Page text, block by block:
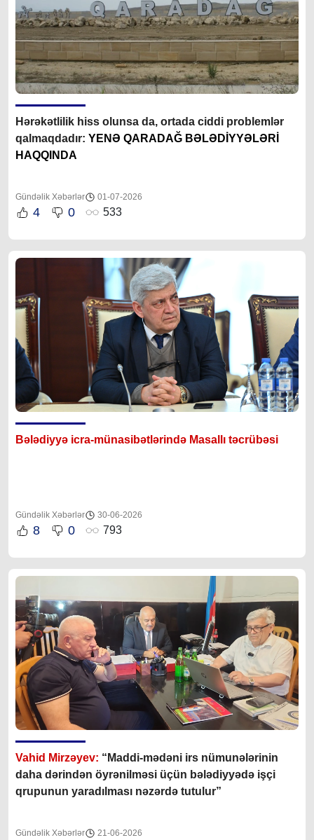
Hərəkətlilik hiss olunsa da, ortada ciddi problemlər
qalmaqdadır: YENƏ QARADAĞ BƏLƏDİYYƏLƏRİ
HAQQINDA
Gündəlik Xəbərlər 01-07-2026
4 0 533
Bələdiyyə icra-münasibətlərində Masallı təcrübəsi
Gündəlik Xəbərlər 30-06-2026
8 0 793
Vahid Mirzəyev: “Maddi-mədəni irs nümunələrinin
daha dərindən öyrənilməsi üçün bələdiyyədə işçi
qrupunun yaradılması nəzərdə tutulur”
Gündəlik Xəbərlər 21-06-2026